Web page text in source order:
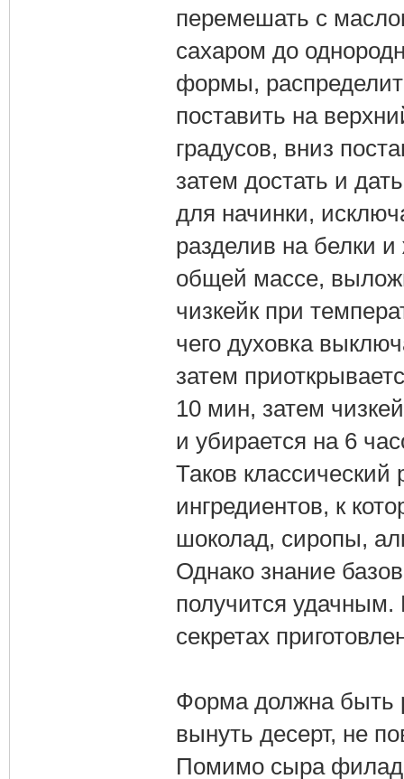
перемешать с
сахаром до
формы,
поставить на
градусов, вниз
затем достать и
для начинки,
разделив на белки
общей массе,
чизкейк при
чего духовка
затем
10 мин, затем
и убирается на 6
Таков классический
ингредиентов, к
шоколад, сиропы,
Однако знание
получится удачным.
секретах
Форма должна быть
вынуть десерт, не
Помимо сыра